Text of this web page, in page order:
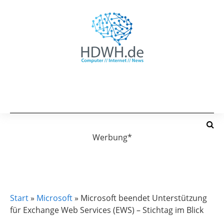
Werbung*
Start» Microsoft» Microsoft beendet Unterstützung
für Exchange Web Services (EWS) – Stichtag im Blick